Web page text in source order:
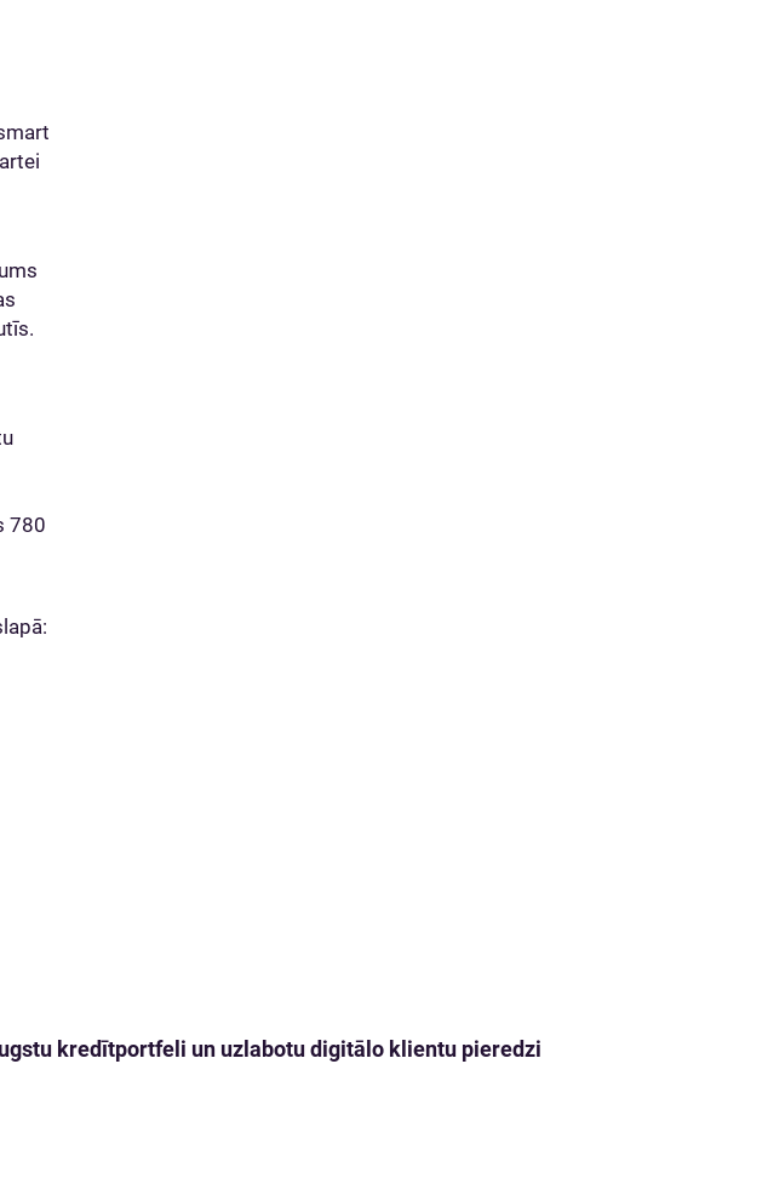
780
kredītportfeli un uzlabotu digitālo klientu pieredzi